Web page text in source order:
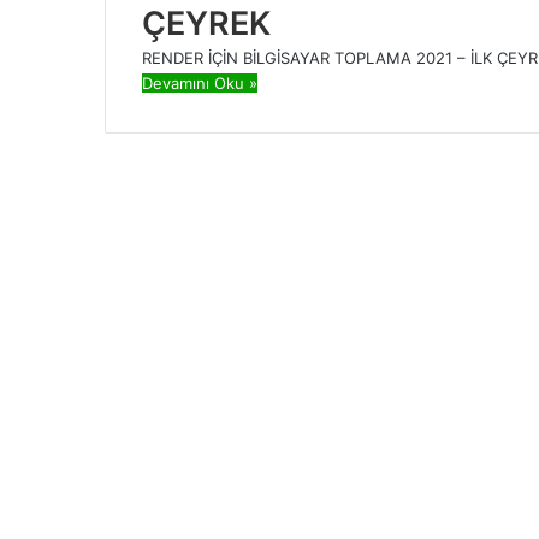
ÇEYREK
RENDER İÇİN BİLGİSAYAR TOPLAMA 2021 – İLK
Devamını Oku »